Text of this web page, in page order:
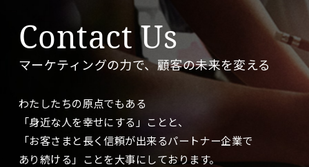
Contact Us
マーケティングの力で、顧客の未来を変える
わたしたちの原点でもある
「身近な人を幸せにする」ことと、
「お客さまと長く信頼が出来るパートナー企業で
あり続ける」ことを大事にしております。